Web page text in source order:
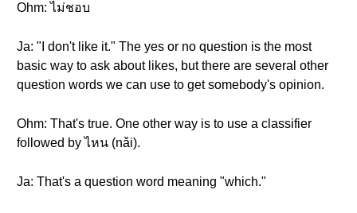
Ohm: ไม่ชอบ
Ja: "I don't like it." The yes or no question is the most
basic way to ask about likes, but there are several other
question words we can use to get somebody's opinion.
Ohm: That's true. One other way is to use a classifier
followed by ไหน (nǎi).
Ja: That's a question word meaning "which."